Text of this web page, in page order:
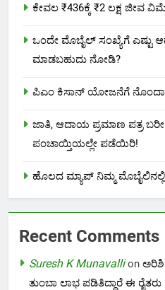
ಕೇವಲ ₹436ಕ್ಕೆ ₹2 ಲಕ್ಷ ಜೀವ
ಒಂದೇ ಮೊಬೈಲ್ ಸಂಖ್ಯೆಗೆ ಎಷ್ಟು
ಮಾಡಬಹುದು ನೋಡಿ?
ಪಿಎಂ ಕಿಸಾನ್ ಯೋಜನೆಗೆ
ಜಾತಿ, ಆದಾಯ ಪ್ರಮಾಣ ಪತ್ರ
ಪಂಚಾಯ್ತಿಯಲ್ಲೇ ಪಡೆಯಿರಿ!
ಹೊಲದ ಮ್ಯಾಪ್ ನಿಮ್ಮ
Recent Comments
Suresh K Munavallion
ತುಂಬಾ ಲಾಭ ಪಡಿತಿದ್ದಾರೆ ಈ ರೈತರು